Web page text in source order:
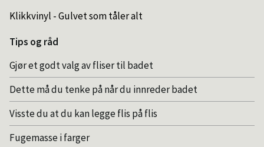
Klikkvinyl - Gulvet som tåler alt
Tips og råd
Gjør et godt valg av fliser til badet
Dette må du tenke på når du innreder badet
Visste du at du kan legge flis på flis
Fugemasse i farger